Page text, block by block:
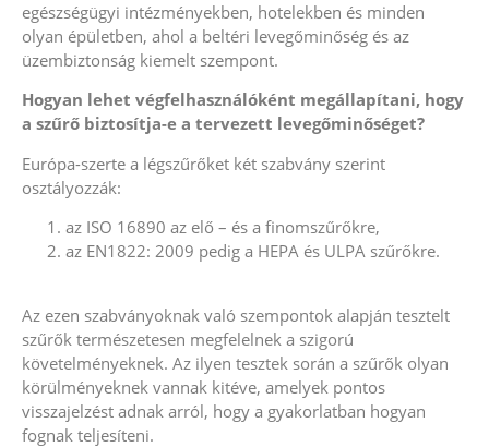
egészségügyi intézményekben, hotelekben és minden
olyan épületben, ahol a beltéri levegőminőség és az
üzembiztonság kiemelt szempont.
Hogyan lehet végfelhasználóként megállapítani, hogy
a szűrő biztosítja-e a tervezett levegőminőséget?
Európa-szerte a légszűrőket két szabvány szerint
osztályozzák:
az ISO 16890 az elő – és a finomszűrőkre,
az EN1822: 2009 pedig a HEPA és ULPA szűrőkre.
Az ezen szabványoknak való szempontok alapján tesztelt
szűrők természetesen megfelelnek a szigorú
követelményeknek. Az ilyen tesztek során a szűrők olyan
körülményeknek vannak kitéve, amelyek pontos
visszajelzést adnak arról, hogy a gyakorlatban hogyan
fognak teljesíteni.